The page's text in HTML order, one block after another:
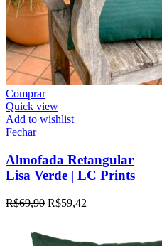
Comprar
Quick view
Add to wishlist
Fechar
Almofada Retangular
Lisa Verde | LC Prints
R$69,90 R$59,42